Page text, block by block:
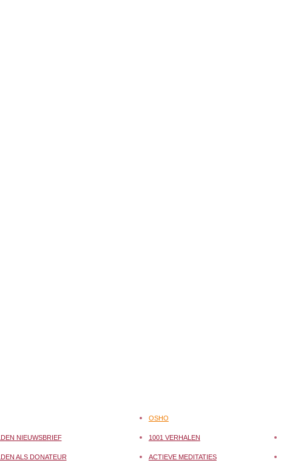
NIEUWSBRIEF
ALS DONATEUR
OSHO
1001 VERHALEN
ACTIEVE MEDITATIES